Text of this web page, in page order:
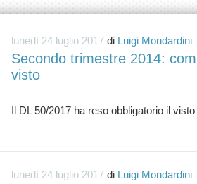
lunedì 24 luglio 2017di Luigi Mondardini
Secondo trimestre 2014:
visto
lunedì 24 luglio 2017di Luigi Mondardini